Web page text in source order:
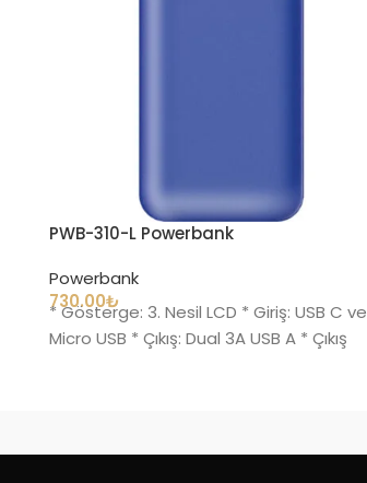
PWB-310-L Powerbank
Powerbank
730.00₺
* Gösterge: 3. Nesil LCD * Giriş: USB C ve
Micro USB * Çıkış: Dual 3A USB A * Çıkış